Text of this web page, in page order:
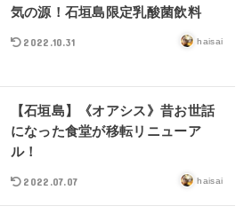
気の源！石垣島限定乳酸菌飲料
2022.10.31 haisai
【石垣島】《オアシス》昔お世話
になった食堂が移転リニューア
ル！
2022.07.07 haisai